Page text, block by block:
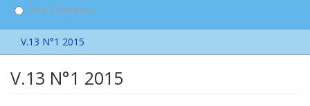
This Collection
V.13 N°1 2015
V.13 N°1 2015